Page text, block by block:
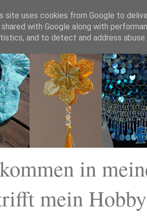
in
mein
site uses cookies from Google to
shared with Google along with
and to detect and address abuse.